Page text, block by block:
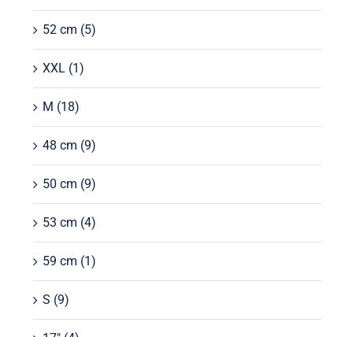
52 cm (5)
XXL (1)
M (18)
48 cm (9)
50 cm (9)
53 cm (4)
59 cm (1)
S (9)